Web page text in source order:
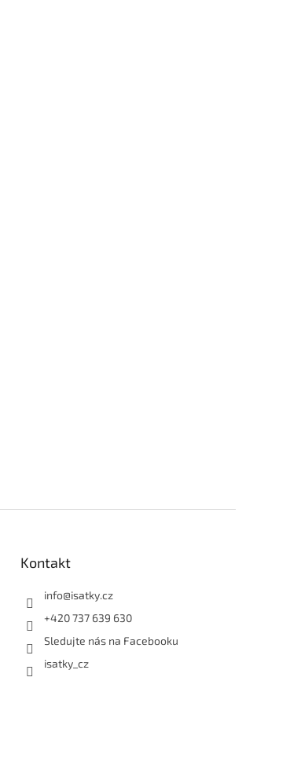
Kontakt
info@isatky.cz
+420 737 639 630
Sledujte nás na Facebooku
isatky_cz